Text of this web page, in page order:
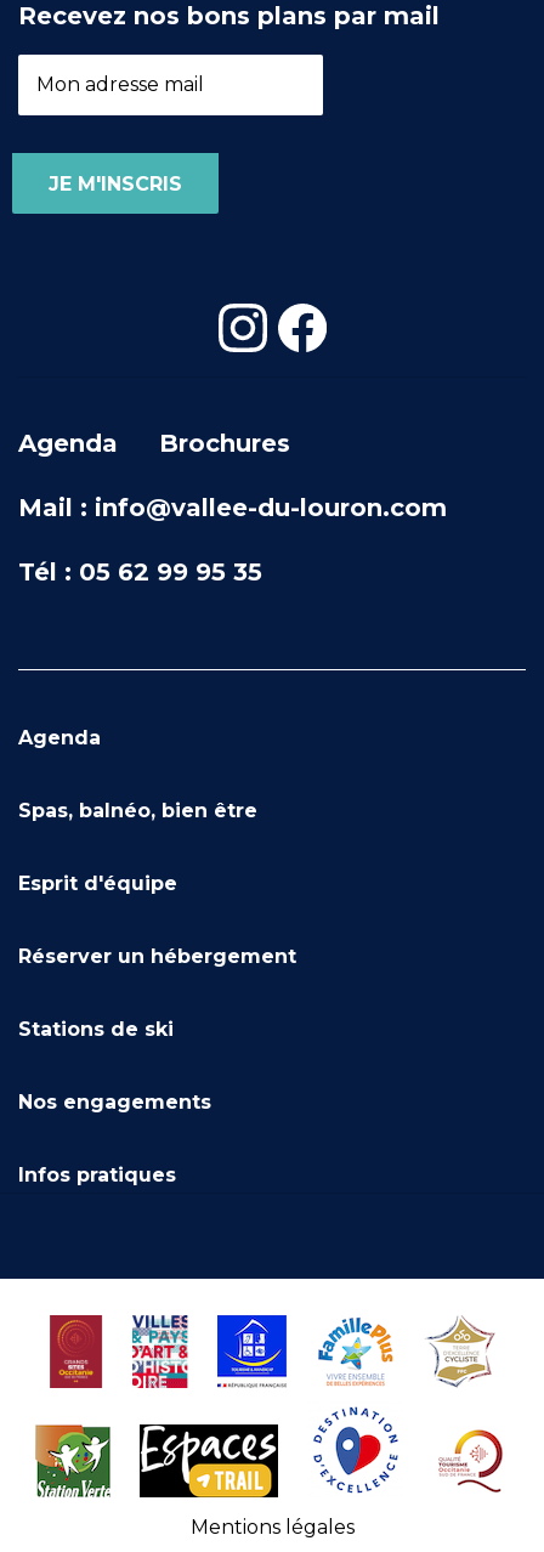
Recevez nos bons plans par mail
Agenda Brochures
Mail : info@vallee-du-louron.com
Tél : 05 62 99 95 35
Agenda
Spas, balnéo, bien être
Esprit d'équipe
Réserver un hébergement
Stations de ski
Nos engagements
Infos pratiques
Mentions légales